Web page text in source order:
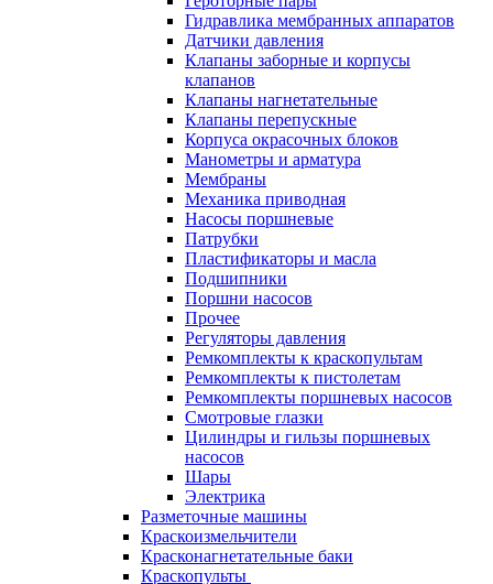
Гидравлика мембранных аппаратов
Датчики давления
Клапаны заборные и корпусы
клапанов
Клапаны нагнетательные
Клапаны перепускные
Корпуса окрасочных блоков
Манометры и арматура
Мембраны
Механика приводная
Насосы поршневые
Патрубки
Пластификаторы и масла
Подшипники
Поршни насосов
Прочее
Регуляторы давления
Ремкомплекты к краскопультам
Ремкомплекты к пистолетам
Ремкомплекты поршневых насосов
Смотровые глазки
Цилиндры и гильзы поршневых
насосов
Шары
Электрика
Разметочные машины
Краскоизмельчители
Красконагнетательные баки
Краскопульты